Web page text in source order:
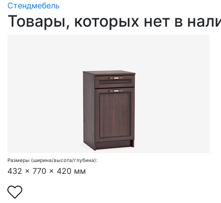
Стендмебель
Товары, которых нет в
Размеры (ширина/высота/глубина):
432 x 770 x 420 мм